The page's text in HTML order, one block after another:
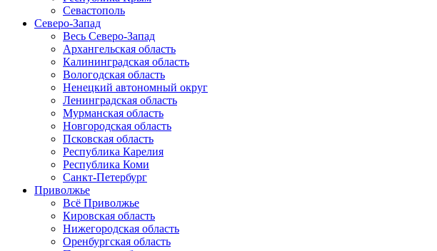
Севастополь
Северо-Запад
Весь Северо-Запад
Архангельская область
Калининградская область
Вологодская область
Ненецкий автономный округ
Ленинградская область
Мурманская область
Новгородская область
Псковская область
Республика Карелия
Республика Коми
Санкт-Петербург
Приволжье
Всё Приволжье
Кировская область
Нижегородская область
Оренбургская область